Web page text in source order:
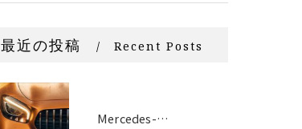
最近の投稿 Recent Posts
Mercedes-Benz